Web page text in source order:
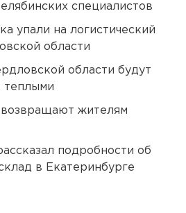
специалистов
упали на логистический
области
области будут
теплыми
жителям
подробности об
в Екатеринбурге